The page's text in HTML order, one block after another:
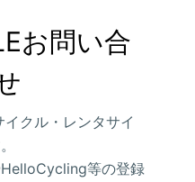
お問い合
クル・レンタサイ
HelloCycling等の登録